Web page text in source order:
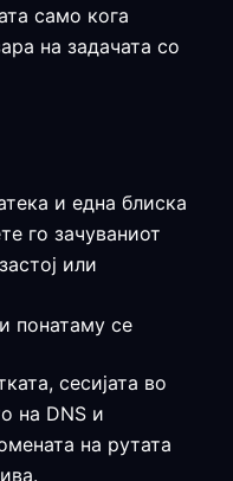
само кога
на задачата со
и една блиска
го зачуваниот
или
понатаму се
сесијата во
на DNS и
на рутата